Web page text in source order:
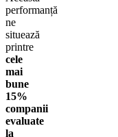
performanță
ne
situează
printre
cele
mai
bune
15%
companii
evaluate
la